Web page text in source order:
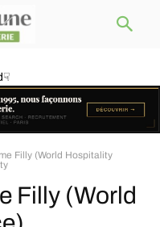
Filly (World Hospitality
Filly (World